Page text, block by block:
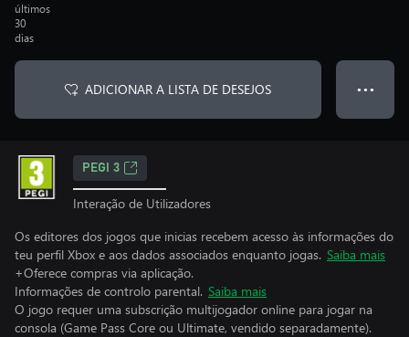
últimos
30
dias
ADICIONAR A LISTA DE DESEJOS ● ● ●
PEGI 3
Interação de Utilizadores
Os editores dos jogos que inicias recebem acesso às informações do
teu perfil Xbox e aos dados associados enquanto jogas. Saiba mais
+Oferece compras via aplicação.
Informações de controlo parental. Saiba mais
O jogo requer uma subscrição multijogador online para jogar na
consola (Game Pass Core ou Ultimate, vendido separadamente).